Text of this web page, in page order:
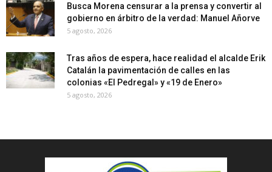
Busca Morena censurar a la prensa y convertir al
gobierno en árbitro de la verdad: Manuel Añorve
5 agosto, 2026
Tras años de espera, hace realidad el alcalde Erik
Catalán la pavimentación de calles en las
colonias «El Pedregal» y «19 de Enero»
5 agosto, 2026